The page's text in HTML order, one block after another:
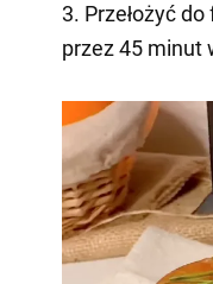
3. Przełożyć
przez 45 minut